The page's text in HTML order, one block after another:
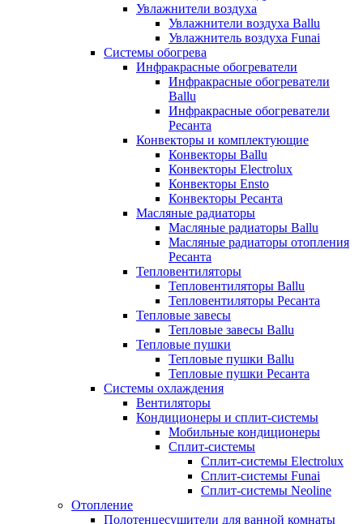
Увлажнители воздуха
Увлажнители воздуха Ballu
Увлажнитель воздуха Funai
Системы обогрева
Инфракрасные обогреватели
Инфракрасные обогреватели
Ballu
Инфракрасные обогреватели
Ресанта
Конвекторы и комплектующие
Конвекторы Ballu
Конвекторы Electrolux
Конвекторы Ensto
Конвекторы Ресанта
Масляные радиаторы
Масляные радиаторы Ballu
Масляные радиаторы отопления
Ресанта
Тепловентиляторы
Тепловентиляторы Ballu
Тепловентиляторы Ресанта
Тепловые завесы
Тепловые завесы Ballu
Тепловые пушки
Тепловые пушки Ballu
Тепловые пушки Ресанта
Системы охлаждения
Вентиляторы
Кондиционеры и сплит-системы
Мобильные кондиционеры
Сплит-системы
Сплит-системы Electrolux
Сплит-системы Funai
Сплит-системы Neoline
Отопление
Полотенцесушители для ванной комнаты